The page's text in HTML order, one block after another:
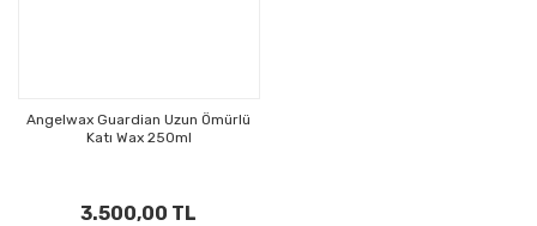
Angelwax Guardian Uzun Ömürlü
Katı Wax 250ml
3.500,00 TL